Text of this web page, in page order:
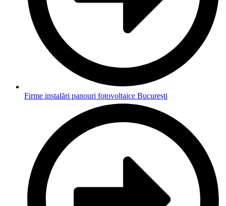
Firme instalări panouri fotovoltaice București